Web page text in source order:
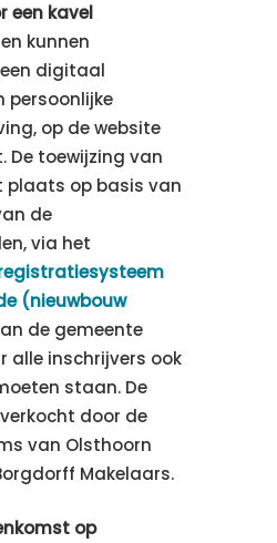
een kavel
kunnen
digitaal
persoonlijke
op de website
De toewijzing van
plaats op basis van
de
via het
(nieuwbouw
de gemeente
alle inschrijvers ook
staan. De
door de
van Olsthoorn
Makelaars.
op